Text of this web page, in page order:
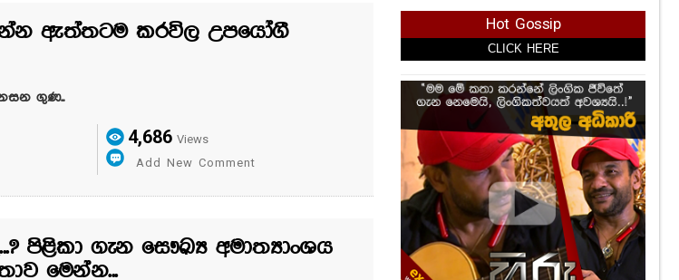
ඇත්තටම කරවිල උපයෝගී
ගුණ..
4,686 Views
Add New Comment
පිළිකා ගැන සෞඛ්‍ය අමාත්‍යාංශය
මෙන්න...
Hot Gossip
CLICK HERE
CLICK HERE